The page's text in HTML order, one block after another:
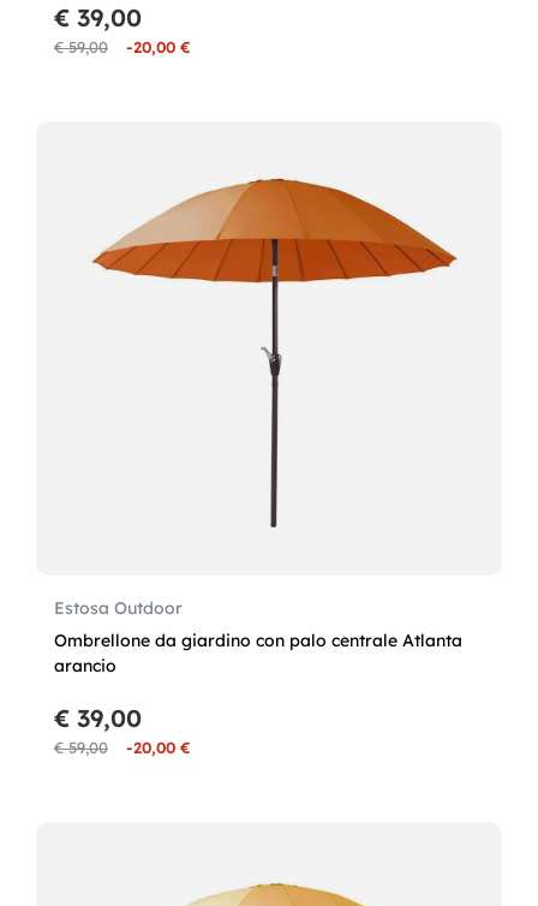
€ 59,00 -20,00 €
€ 39,00
Estosa Outdoor
Ombrellone da giardino con palo centrale Atlanta
arancio
€ 59,00 -20,00 €
€ 39,00